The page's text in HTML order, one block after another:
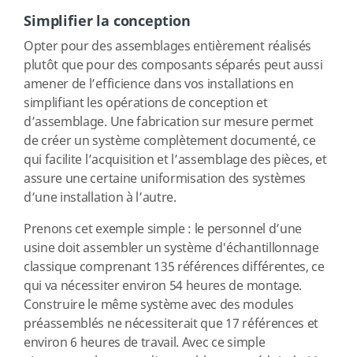
Simplifier la conception
Opter pour des assemblages entièrement réalisés
plutôt que pour des composants séparés peut aussi
amener de l’efficience dans vos installations en
simplifiant les opérations de conception et
d’assemblage. Une fabrication sur mesure permet
de créer un système complètement documenté, ce
qui facilite l’acquisition et l’assemblage des pièces, et
assure une certaine uniformisation des systèmes
d’une installation à l’autre.
Prenons cet exemple simple : le personnel d’une
usine doit assembler un système d'échantillonnage
classique comprenant 135 références différentes, ce
qui va nécessiter environ 54 heures de montage.
Construire le même système avec des modules
préassemblés ne nécessiterait que 17 références et
environ 6 heures de travail. Avec ce simple